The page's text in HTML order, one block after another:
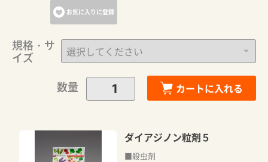
お気に入りに登録
規格・サ
イズ
数量
カートに入れる
ダイアジノン粒剤５
■殺虫剤